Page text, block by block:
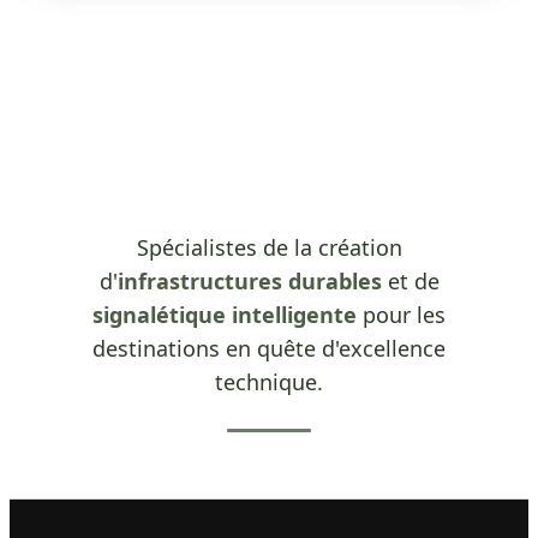
Spécialistes de la création
d'infrastructures durableset de
signalétique intelligente pour les
destinations en quête d'excellence
technique.